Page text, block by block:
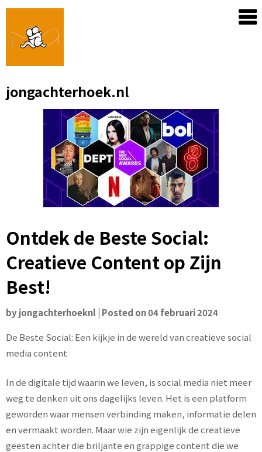
Skip
content
jongachterhoek.nl
Ontdek de Beste Social:
Creatieve Content op Zijn
Best!
byjongachterhoeknl Posted on04 februari 2024
De Beste Social: Een kijkje in de wereld van creatieve social
media content
In de digitale tijd waarin we leven, is social media niet meer
weg te denken uit ons dagelijks leven. Het is een platform
geworden waar mensen verbinding maken, informatie delen
en vermaakt worden. Maar wie zijn eigenlijk de creatieve
geesten achter die briljante en grappige content die we